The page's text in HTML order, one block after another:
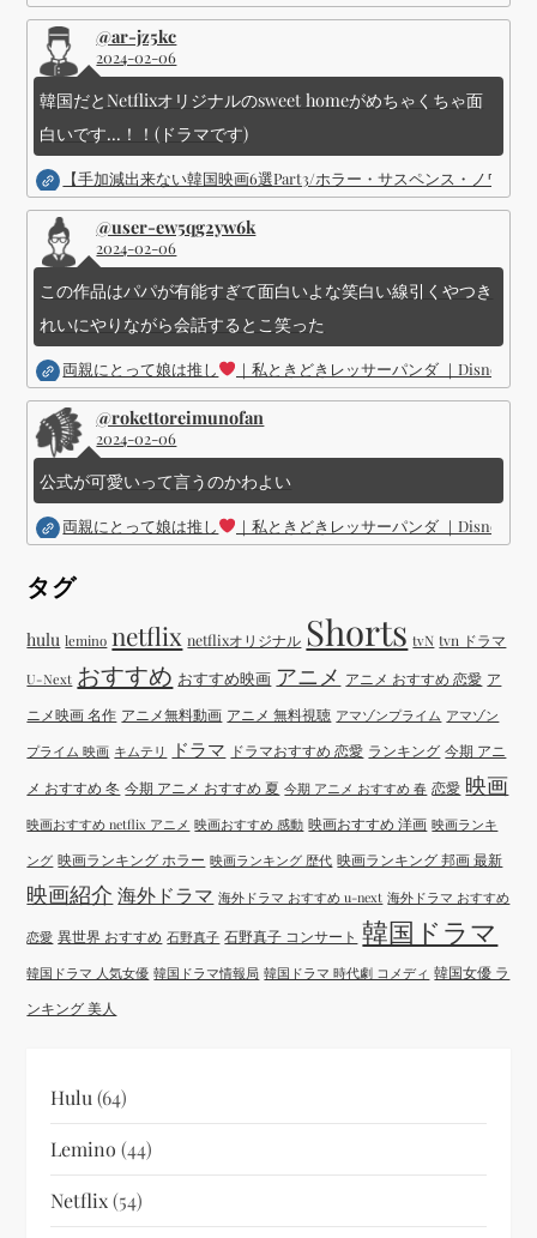
@ar-jz5kc
2024-02-06
韓国だとNetflixオリジナルのsweet homeがめちゃくちゃ面
白いです...！！(ドラマです)
【手加減出来ない韓国映画6選Part3/ホラー・サスペンス・ノワー
@user-ew5qg2yw6k
2024-02-06
この作品はパパが有能すぎて面白いよな笑白い線引くやつき
れいにやりながら会話するとこ笑った
両親にとって娘は推し ｜私ときどきレッサーパンダ ｜Disney (
@rokettoreimunofan
2024-02-06
公式が可愛いって言うのかわよい
両親にとって娘は推し ｜私ときどきレッサーパンダ ｜Disney (
タグ
hulu lemino netflix netflixオリジナル Shorts tvN tvn ドラマ
U-Next おすすめ おすすめ映画 アニメ アニメ おすすめ 恋愛 ア
ニメ映画 名作 アニメ無料動画 アニメ 無料視聴 アマゾンプライム アマゾン
プライム 映画 キムテリ ドラマ ドラマおすすめ 恋愛 ランキング 今期 アニ
メ おすすめ 冬 今期 アニメ おすすめ 夏 今期 アニメ おすすめ 春 恋愛 映画
映画おすすめ netflix アニメ 映画おすすめ 感動 映画おすすめ 洋画 映画ランキ
ング 映画ランキング ホラー 映画ランキング 歴代 映画ランキング 邦画 最新
映画紹介 海外ドラマ 海外ドラマ おすすめ u-next 海外ドラマ おすすめ
恋愛 異世界 おすすめ 石野真子 石野真子 コンサート 韓国ドラマ
韓国ドラマ 人気女優 韓国ドラマ情報局 韓国ドラマ 時代劇 コメディ 韓国女優 ラ
ンキング 美人
Hulu (64)
Lemino (44)
Netflix(54)